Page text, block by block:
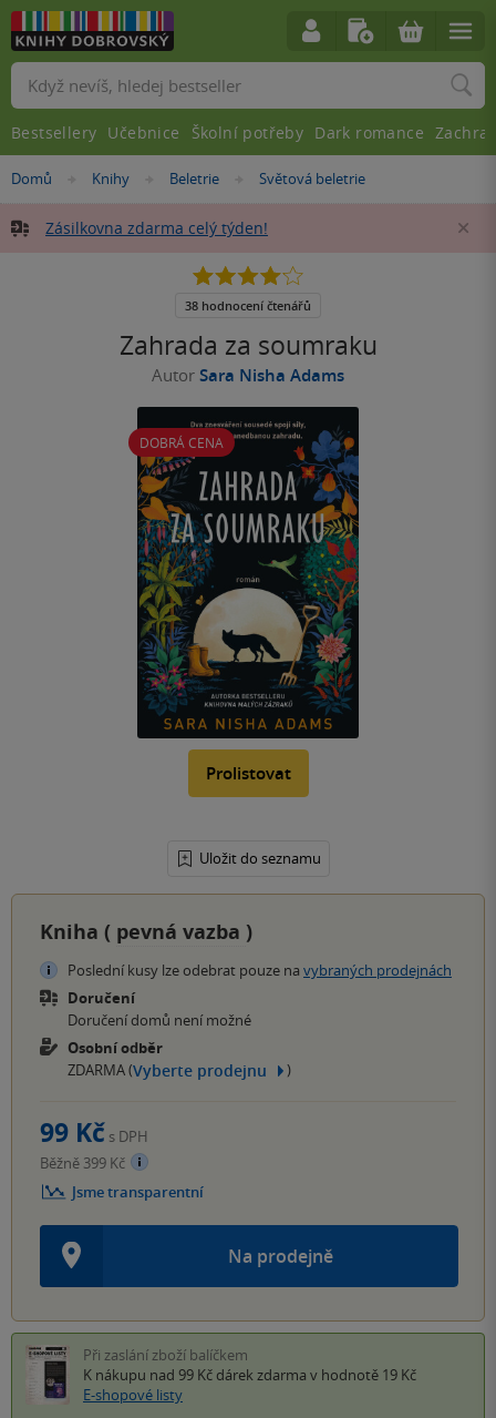
Nacházíte
zde:
Domů »
Knihy »
Beletrie »
Světová beletrie
Zásilkovna zdarma celý týden!
Zahrada za soumraku
Autor Sara Nisha Adams
DOBRÁ CENA
Prolistovat
Uložit do seznamu
4.1
5
38 hodnocení čtenářů
Kniha ( pevná vazba )
Poslední kusy lze odebrat pouze na vybraných prodejnách
Doručení
Doručení domů není možné
Osobní odběr
ZDARMA (Vyberte prodejnu )
Na prodejně
99 Kč s DPH
Běžně 399 Kč
Jsme transparentní
Při zaslání zboží balíčkem
K nákupu nad 99 Kč dárek zdarma v hodnotě 19 Kč
E-shopové listy
Vyhledávání
Bestsellery Učebnice Školní potřeby Dark romance